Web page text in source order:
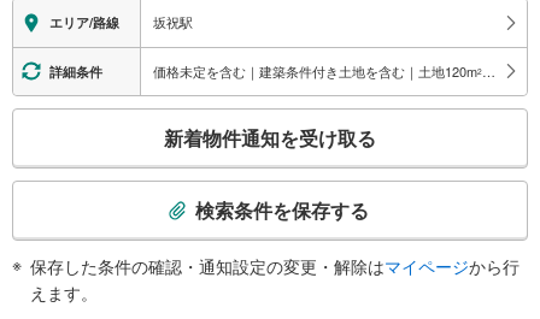
エリア/路線 坂祝駅
詳細条件 価格未定を含む｜建築条件付き土地を含む｜土地120m2 以上
検
新着物件通知を受け取る
検索条件を保存する
保存した条件の確認・通知設定の変更・解除はマイページから行
えます。